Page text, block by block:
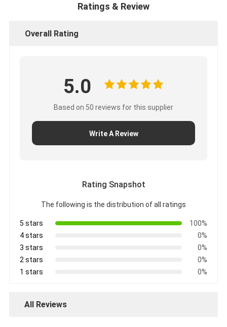
Bagian-bagian mesin CUMMINS
Bagian Mesin MITSUBISHI
Bagian mesin DOOSAN
Bagian mesin EC VOLVO
Suku Cadang Mesin Isuzu
Bagian Mesin HINO
Ratings & Review
Overall Rating
5.0
Based on 50 reviews for this supplier
Write A Review
Rating Snapshot
The following is the distribution of all ratings
5 stars
100%
4 stars
0%
3 stars
0%
2 stars
0%
1 stars
0%
All Reviews